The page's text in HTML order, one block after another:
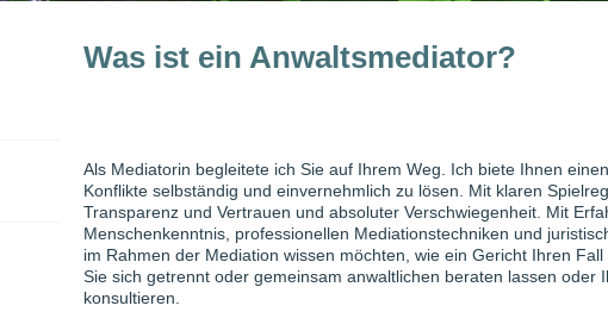
Was ist ein Anwaltsmediator?
Als Mediatorin begleitete ich Sie auf Ihrem Weg. Ich biete Ihnen
Konflikte selbständig und einvernehmlich zu lösen. Mit klaren
Transparenz und Vertrauen und absoluter Verschwiegenheit. Mit
Menschenkenntnis, professionellen Mediationstechniken und
im Rahmen der Mediation wissen möchten, wie ein Gericht Ihren
Sie sich getrennt oder gemeinsam anwaltlichen beraten lassen oder
konsultieren.